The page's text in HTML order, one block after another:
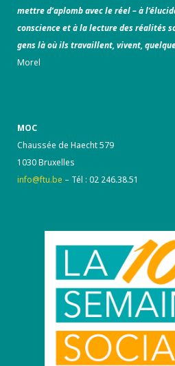
mettre d’aplomb avec le réel – à
conscience et à la lecture des réalités
gens là où ils travaillent, vivent,
Morel
MOC
Chaussée de Haecht 579
1030 Bruxelles
info@ftu.be – Tél : 02 246.38.51